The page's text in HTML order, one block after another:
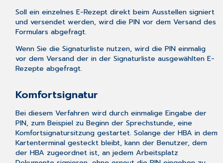
Soll ein einzelnes E-Rezept direkt beim Ausstellen signiert
und versendet werden, wird die PIN vor dem Versand des
Formulars abgefragt.
Wenn Sie die Signaturlistenutzen, wird die PIN einmalig
vor dem Versand der in der Signaturliste ausgewählten E-
Rezepte abgefragt.
Komfortsignatur
Bei diesem Verfahren wird durch einmalige Eingabe der
PIN, zum Beispiel zu Beginn der Sprechstunde, eine
Komfortsignatursitzung gestartet. Solange der HBA in dem
Kartenterminal gesteckt bleibt, kann der Benutzer, dem
der HBA zugeordnet ist, an jedem Arbeitsplatz